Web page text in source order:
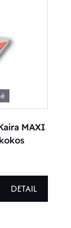
MAXI
DETAIL